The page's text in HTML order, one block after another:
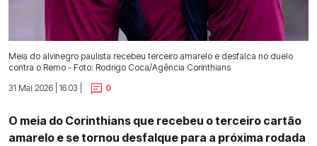
Meia do alvinegro paulista recebeu terceiro amarelo e desfalca no duelo
contra o Remo - Foto: Rodrigo Coca/Agência Corinthians
31 Mai 2026 | 16:03 |
0
O meia do Corinthians que recebeu o terceiro cartão
amarelo e se tornou desfalque para a próxima rodada